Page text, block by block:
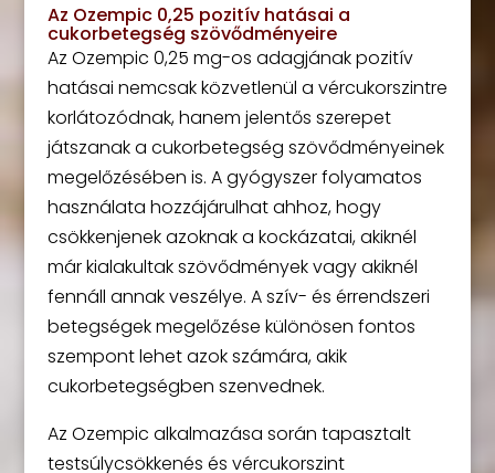
Az Ozempic 0,25 pozitív hatásai a
cukorbetegség szövődményeire
Az Ozempic 0,25 mg-os adagjának pozitív
hatásai nemcsak közvetlenül a vércukorszintre
korlátozódnak, hanem jelentős szerepet
játszanak a cukorbetegség szövődményeinek
megelőzésében is. A gyógyszer folyamatos
használata hozzájárulhat ahhoz, hogy
csökkenjenek azoknak a kockázatai, akiknél
már kialakultak szövődmények vagy akiknél
fennáll annak veszélye. A szív- és érrendszeri
betegségek megelőzése különösen fontos
szempont lehet azok számára, akik
cukorbetegségben szenvednek.
Az Ozempic alkalmazása során tapasztalt
testsúlycsökkenés és vércukorszint